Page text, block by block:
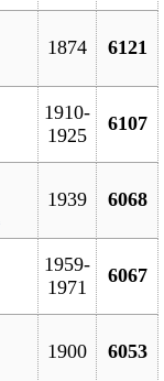
1874 6121
1910-
1925
6107
1939 6068
1959-
1971
6067
1900 6053